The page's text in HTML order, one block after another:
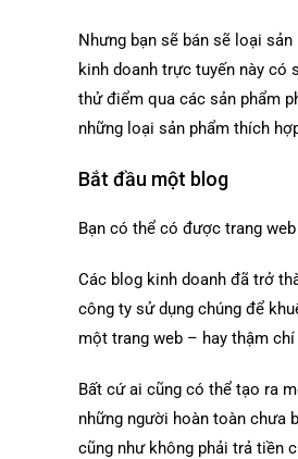
Nhưng bạn sẽ bán sẽ loại
kinh doanh trực tuyến này có
thử điểm qua các sản phẩm
những loại sản phẩm thích
Bắt đầu một blog
Bạn có thể có được trang
Các blog kinh doanh đã trở
công ty sử dụng chúng để
một trang web – hay thậm
Bất cứ ai cũng có thể tạo ra
những người hoàn toàn chưa
cũng như không phải trả tiền